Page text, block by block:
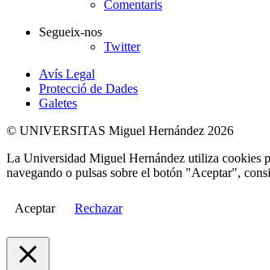
Comentaris
Segueix-nos
Twitter
Avís Legal
Protecció de Dades
Galetes
© UNIVERSITAS Miguel Hernández 2026
La Universidad Miguel Hernández utiliza cookies
navegando o pulsas sobre el botón "Aceptar",
Aceptar Rechazar